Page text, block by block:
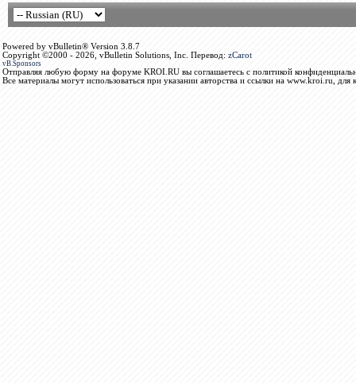
Powered by vBulletin® Version 3.8.7
Copyright ©2000 - 2026, vBulletin Solutions, Inc. Перевод: zCarot
vB.Sponsors
Отправляя любую форму на форуме KROI.RU вы соглашаетесь с политикой
Все материалы могут использоваться при указании авторства и ссылки на www.kroi.ru, для